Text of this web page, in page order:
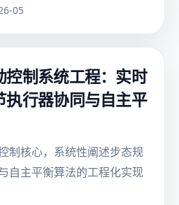
05
控制系统工程：实时
执行器协同与自主平
制核心，系统性阐述步态规
自主平衡算法的工程化实现